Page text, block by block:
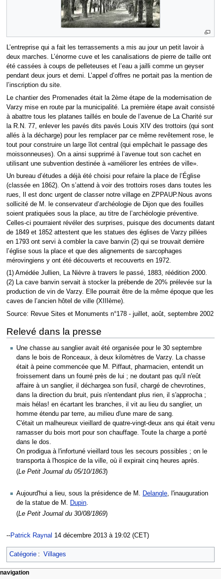
L’entreprise qui a fait les terrassements a mis au jour un petit lavoir à
deux marches. L’énorme cuve et les canalisations de pierre de taille ont
été cassées à coups de pelleteuses et l’eau a jailli comme un geyser
pendant deux jours et demi. L’appel d’offres ne portait pas la mention de
l’inscription du site.
Le chantier des Promenades était la 2ème étape de la modernisation de
Varzy mise en route par la municipalité. La première étape avait consisté
à abattre tous les platanes taillés en boule de l’avenue de La Charité sur
la R.N. 77, enlever les pavés dits pavés Louis XIV des trottoirs (qui sont
allés à la décharge) pour les remplacer par ce même revêtement rose, le
tout pour construire un large îlot central (qui empêchait le passage des
moissonneuses). On a ainsi supprimé à l’avenue tout son cachet en
utilisant une subvention destinée à «améliorer les entrées de ville».
Un bureau d’études a déjà été choisi pour refaire la place de l’Église
(classée en 1862). On s’attend à voir des trottoirs roses dans toutes les
rues, Il est donc urgent de classer notre village en ZPPAUP.Nous avons
sollicité de M. le conservateur d’archéologie de Dijon que des fouilles
soient pratiquées sous la place, au titre de l’archéologie préventive.
Celles-ci pourraient révéler des surprises, puisque des documents datant
de 1849 et 1852 attestent que les statues des églises de Varzy pillées
en 1793 ont servi à combler la cave banvin (2) qui se trouvait derrière
l’église sous la place et que des alignements de sarcophages
mérovingiens y ont été découverts et recouverts en 1972.
(1) Amédée Jullien, La Nièvre à travers le passé, 1883, réédition 2000.
(2) La cave banvin servait à stocker la prébende de 20% prélevée sur la
production de vin de Varzy. Elle pourrait être de la même époque que les
caves de l’ancien hôtel de ville (XIIIème).
Source: Revue Sites et Monuments n°178 - juillet, août, septembre 2002
Relevé dans la presse
Une chasse au sanglier avait été organisée pour le 30 septembre
dans le bois de Ronceaux, à deux kilomètres de Varzy. La chasse
était à peine commencée que M. Piffaut, pharmacien, entendit un
froissement dans un fourré près de lui ; ne doutant pas qu'il n'eût
affaire à un sanglier, il déchargea son fusil, chargé de chevrotines,
dans la direction du bruit, puis n'entendant plus rien, il s'approcha ;
mais hélas! en écartant les branches, il vit au lieu du sanglier, un
homme étendu par terre, au milieu d'une mare de sang.
C'était un malheureux vieillard de quatre-vingt-deux ans qui était venu
ramasser du bois mort pour son chauffage. Toute la charge a porté
dans le dos.
On prodigua à l'infortuné vieillard tous les secours possibles ; on le
transporta à l'hospice de la ville, où il expirait cinq heures après.
(Le Petit Journal du 05/10/1863)
Aujourd'hui a lieu, sous la présidence de M. Delangle, l'inauguration
de la statue de M. Dupin.
(Le Petit Journal du 30/08/1869)
--Patrick Raynal 14 décembre 2013 à 19:02 (CET)
Catégorie: Villages
navigation